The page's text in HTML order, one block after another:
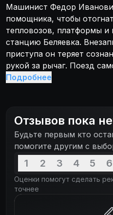
Машинист Федор
помощника, чтобы
тепловозов, платформы и
станцию Беляевка.
приступа он теряет
рукой за рычаг. Поезд
движение, набирает
Ученика ПТУ Алексея
Влад, Галя и Марина едут
заподозрили неладное
свистом пронесся мимо
окна видно, что в
пламенем. Алексей
кабины машиниста...
Подробнее
Отзывов пока
Будьте первым кто
помогите другим с
1 2 3 4 5 6
Оценки помогут сделать
точнее